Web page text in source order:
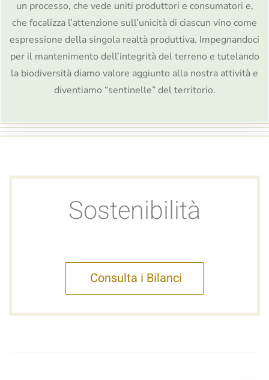
un processo, che vede uniti produttori e consumatori e,
che focalizza l’attenzione sull’unicità di ciascun vino come
espressione della singola realtà produttiva. Impegnandoci
per il mantenimento dell’integrità del terreno e tutelando
la biodiversità diamo valore aggiunto alla nostra attività e
diventiamo “sentinelle” del territorio.
Sostenibilità
Consulta i Bilanci